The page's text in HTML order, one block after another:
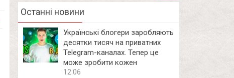
Останні новини
Українські блогери заробляють
десятки тисяч на приватних
Telegram-каналах. Тепер це
може зробити кожен
12:06